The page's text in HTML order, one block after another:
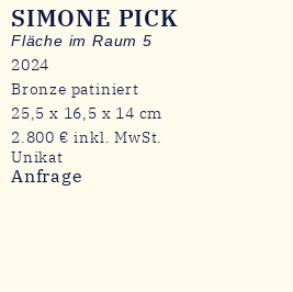
SIMONE PICK
Fläche im Raum 5
2024
Bronze patiniert
25,5 x 16,5 x 14 cm
2.800 € inkl. MwSt.
Unikat
Anfrage